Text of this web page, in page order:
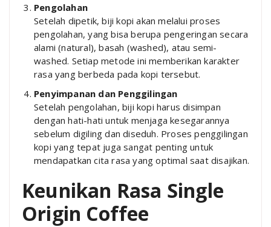
Pengolahan
Setelah dipetik, biji kopi akan melalui proses
pengolahan, yang bisa berupa pengeringan secara
alami (natural), basah (washed), atau semi-
washed. Setiap metode ini memberikan karakter
rasa yang berbeda pada kopi tersebut.
Penyimpanan dan Penggilingan
Setelah pengolahan, biji kopi harus disimpan
dengan hati-hati untuk menjaga kesegarannya
sebelum digiling dan diseduh. Proses penggilingan
kopi yang tepat juga sangat penting untuk
mendapatkan cita rasa yang optimal saat disajikan.
Keunikan Rasa Single
Origin Coffee